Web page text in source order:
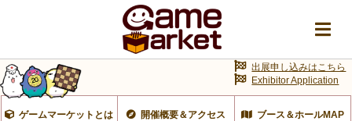
ゲームマーケットとは 開催概要＆アクセス ブース＆ホールMAP
出展申し込みはこちら
Exhibitor Application